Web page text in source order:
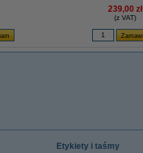
239,00 zł
(z VAT)
Etykiety i taśmy